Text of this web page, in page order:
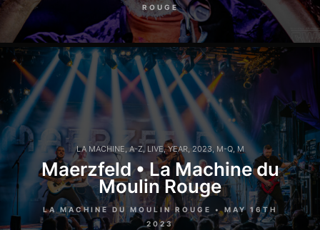
ROUGE
LA MACHINE,A-Z, LIVE,YEAR,2023, M-Q, M
Maerzfeld • La Machine du
Moulin Rouge
LA MACHINE DU MOULIN ROUGE • MAY 16TH
2023